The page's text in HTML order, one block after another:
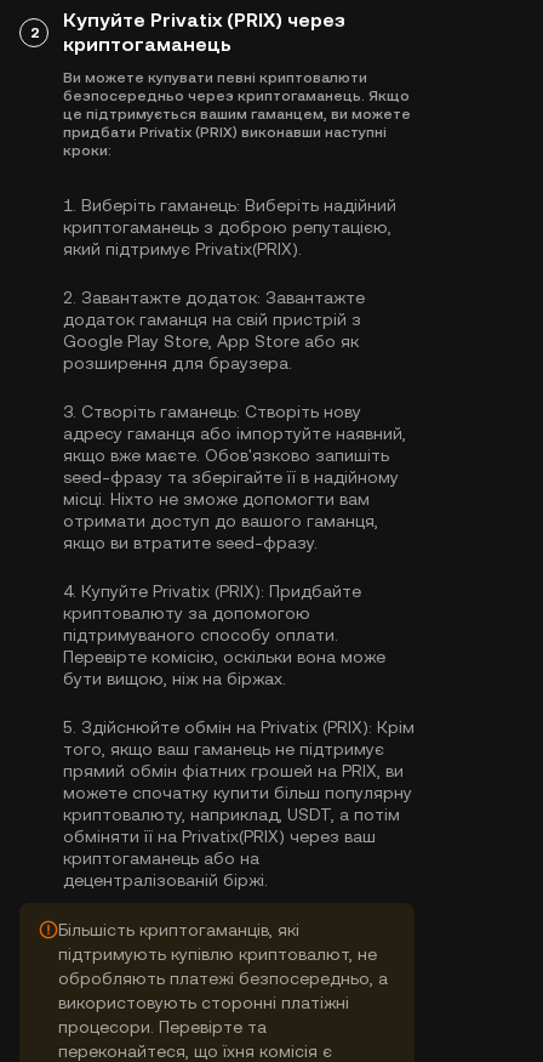
2
Купуйте Privatix (PRIX) через
криптогаманець
Ви можете купувати певні криптовалюти
безпосередньо через криптогаманець. Якщо
це підтримується вашим гаманцем, ви можете
придбати Privatix (PRIX) виконавши наступні
кроки:
1. Виберіть гаманець: Виберіть надійний
криптогаманець з доброю репутацією,
який підтримує Privatix(PRIX).
2. Завантажте додаток: Завантажте
додаток гаманця на свій пристрій з
Google Play Store, App Store або як
розширення для браузера.
3. Створіть гаманець: Створіть нову
адресу гаманця або імпортуйте наявний,
якщо вже маєте. Обов'язково запишіть
seed-фразу та зберігайте її в надійному
місці. Ніхто не зможе допомогти вам
отримати доступ до вашого гаманця,
якщо ви втратите seed-фразу.
4. Купуйте Privatix (PRIX): Придбайте
криптовалюту за допомогою
підтримуваного способу оплати.
Перевірте комісію, оскільки вона може
бути вищою, ніж на біржах.
5. Здійснюйте обмін на Privatix (PRIX): Крім
того, якщо ваш гаманець не підтримує
прямий обмін фіатних грошей на PRIX, ви
можете спочатку купити більш популярну
криптовалюту, наприклад, USDT, а потім
обміняти її на Privatix(PRIX) через ваш
криптогаманець або на
децентралізованій біржі.
Більшість криптогаманців, які
підтримують купівлю криптовалют, не
обробляють платежі безпосередньо, а
використовують сторонні платіжні
процесори. Перевірте та
переконайтеся, що їхня комісія є